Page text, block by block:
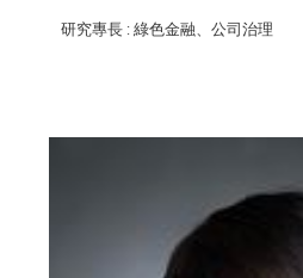
研究專長 : 綠色金融、公司治理